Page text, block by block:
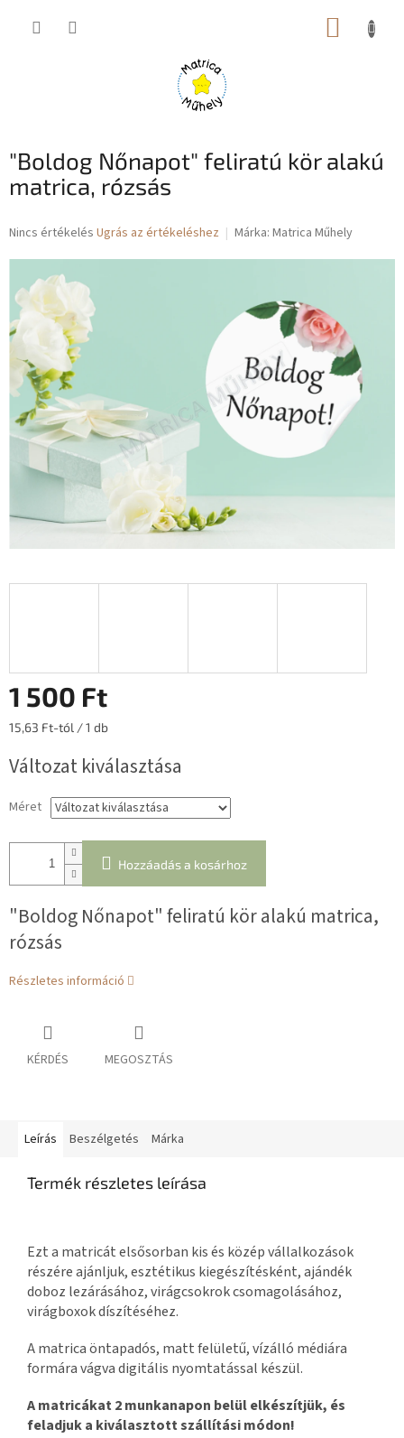
KOSÁR
"Boldog Nőnapot" feliratú kör alakú
matrica, rózsás
A
értékelése
5-
ből
0,0
csillag.
Nincs értékelés Ugrás az értékeléshez Márka: Matrica Műhely
1 500 Ft
Egységár:
15,63 Ft-tól / 1 db
Változat kiválasztása
Méret
Hozzáadás a kosárhoz
"Boldog Nőnapot" feliratú kör alakú matrica,
rózsás
Részletes információ
KÉRDÉS MEGOSZTÁS
Leírás Beszélgetés Márka
Termék részletes leírása
Ezt a matricát elsősorban kis és közép vállalkozások
részére ajánljuk, esztétikus kiegészítésként, ajándék
doboz lezárásához, virágcsokrok csomagolásához,
virágboxok díszítéséhez.
A matrica öntapadós, matt felületű, vízálló médiára
formára vágva digitális nyomtatással készül.
A matricákat 2 munkanapon belül elkészítjük, és
feladjuk a kiválasztott szállítási módon!